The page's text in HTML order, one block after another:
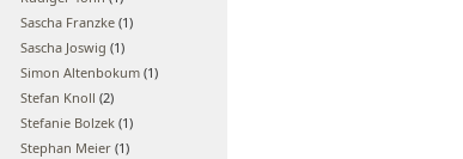
Sascha Franzke (1)
Sascha Joswig (1)
Simon Altenbokum (1)
Stefan Knoll (2)
Stefanie Bolzek (1)
Stephan Meier (1)